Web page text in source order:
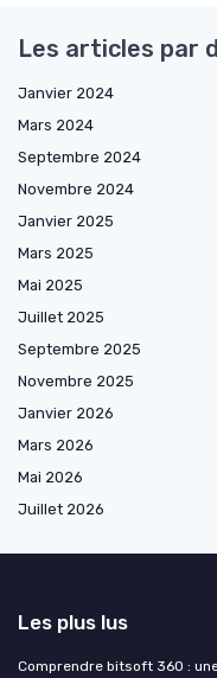
Les articles par
Janvier 2024
Mars 2024
Septembre 2024
Novembre 2024
Janvier 2025
Mars 2025
Mai 2025
Juillet 2025
Septembre 2025
Novembre 2025
Janvier 2026
Mars 2026
Mai 2026
Juillet 2026
Les plus lus
Comprendre bitsoft 360 :